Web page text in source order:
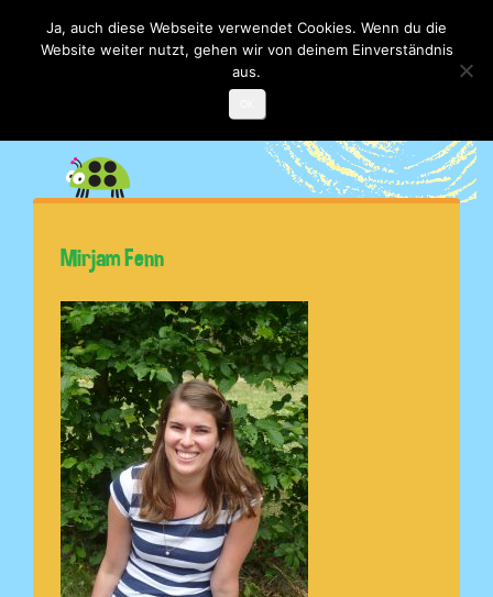
Toggle

Mirjam Fenn
Ja, auch diese Webseite verwendet Cookies. Wenn du die
Website weiter nutzt, gehen wir von deinem Einverständnis
aus.